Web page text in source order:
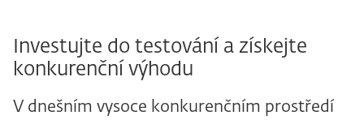
Investujte do testování a získejte
konkurenční výhodu
V dnešním vysoce konkurenčním prostředí